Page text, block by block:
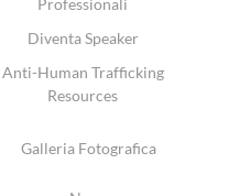
Professionali
Diventa Speaker
Anti-Human Trafficking
Resources
Galleria Fotografica